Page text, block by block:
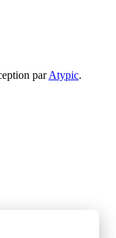
parAtypic.